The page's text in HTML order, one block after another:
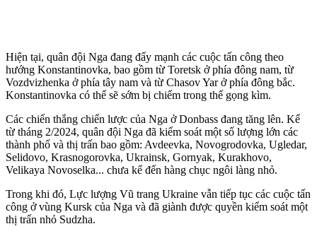
Hiện tại, quân đội Nga đang đẩy mạnh các cuộc tấn công theo
hướng Konstantinovka, bao gồm từ Toretsk ở phía đông nam, từ
Vozdvizhenka ở phía tây nam và từ Chasov Yar ở phía đông bắc.
Konstantinovka có thể sẽ sớm bị chiếm trong thế gọng kìm.
Các chiến thắng chiến lược của Nga ở Donbass đang tăng lên. Kể
từ tháng 2/2024, quân đội Nga đã kiểm soát một số lượng lớn các
thành phố và thị trấn bao gồm: Avdeevka, Novogrodovka, Ugledar,
Selidovo, Krasnogorovka, Ukrainsk, Gornyak, Kurakhovo,
Velikaya Novoselka... chưa kể đến hàng chục ngôi làng nhỏ.
Trong khi đó, Lực lượng Vũ trang Ukraine vẫn tiếp tục các cuộc tấn
công ở vùng Kursk của Nga và đã giành được quyền kiểm soát một
thị trấn nhỏ Sudzha.